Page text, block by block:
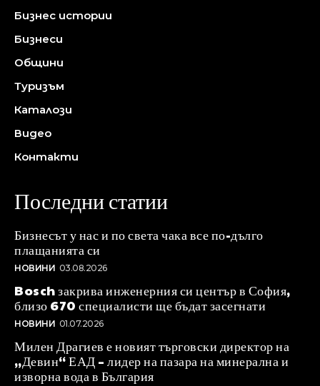
Бизнес истории
Бизнеси
Общини
Туризъм
Каталози
Видео
Контакти
Последни статии
Бизнесът у нас и по света чака все по-дълго
плащанията си
НОВИНИ 03.08.2026
Bosch закрива инженерния си център в София,
близо 670 специалисти ще бъдат засегнати
НОВИНИ 01.07.2026
Милен Драгиев е новият търговски директор на
„Девин“ ЕАД – лидер на пазара на минерална и
изворна вода в България